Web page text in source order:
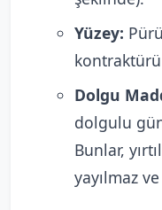
Yüzey:
Dolgu
dolgulu
Bunlar,
yayılmaz